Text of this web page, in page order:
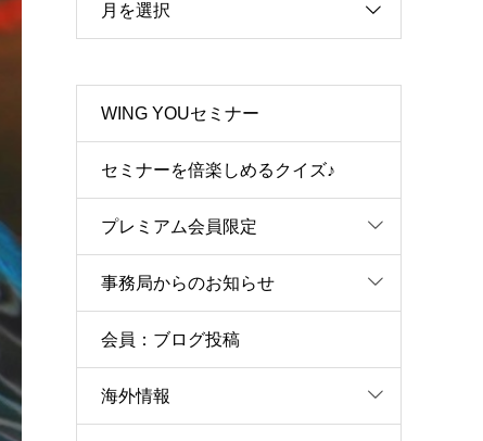
月を選択
WING YOUセミナー
セミナーを倍楽しめるクイズ♪
プレミアム会員限定
事務局からのお知らせ
会員：ブログ投稿
海外情報